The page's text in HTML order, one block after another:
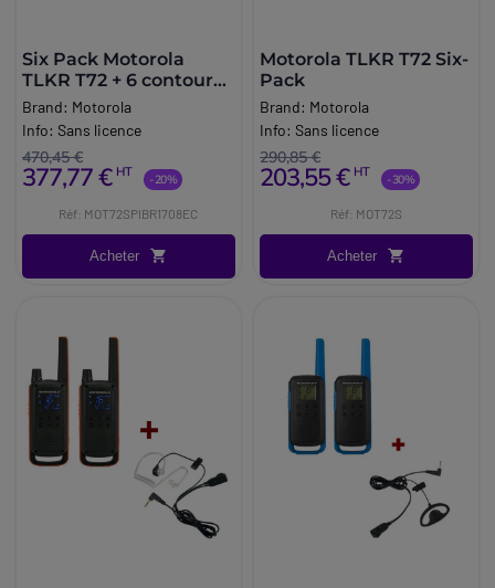
Six Pack Motorola
TLKR T72 + 6 contours
d'oreille + 2 mallettes
Brand: Motorola
Info: Sans licence
470,45 €
377,77 € HT -20%
Réf: MOT72SPIBR1708EC
Acheter
Motorola TLKR T72 Six-
Pack
Brand: Motorola
Info:Sans licence
290,85 €
203,55 € HT -30%
Réf: MOT72S
Acheter